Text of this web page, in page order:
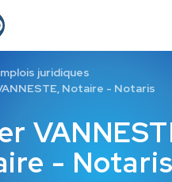
- Notaris
juridiques
Notaire - Notaris